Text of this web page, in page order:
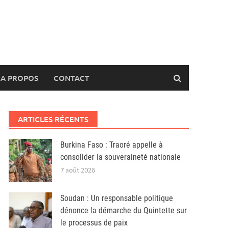
A PROPOS CONTACT
ARTICLES RÉCENTS
Burkina Faso : Traoré appelle à
consolider la souveraineté nationale
7 août 2026
Soudan : Un responsable politique
dénonce la démarche du Quintette sur
le processus de paix